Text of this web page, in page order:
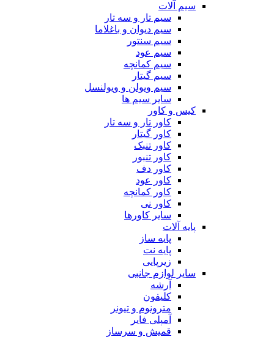
سیم آلات
سیم تار و سه تار
سیم دیوان و باغلاما
سیم سنتور
سیم عود
سیم کمانچه
سیم گیتار
سیم ویولن و ویولنسل
سایر سیم ها
کیس و کاور
کاور تار و سه تار
کاور گیتار
کاور تنبک
کاور تنبور
کاور دف
کاور عود
کاور کمانچه
کاور نی
سایر کاورها
پایه آلات
پایه ساز
پایه نت
زیرپایی
سایر لوازم جانبی
آرشه
کلیفون
مترونوم و تیونر
آمپلی فایر
قمیش و سرساز